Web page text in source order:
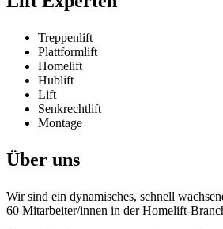
Treppenlift
Plattformlift
Homelift
Hublift
Lift
Senkrechtlift
Montage
Über uns
Wir sind ein dynamisches, schnell
60 Mitarbeiter/innen in der Homelift-